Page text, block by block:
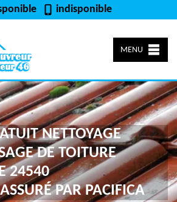
indisponible
MENU
NETTOYAGE
DE TOITURE
24540
PAR PACIFICA